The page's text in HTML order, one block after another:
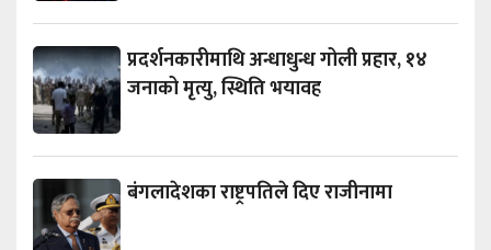
प्रदर्शनकारीमाथि अन्धाधुन्ध गोली प्रहार, १४
जनाको मृत्यु, स्थिति भयावह
बंगलादेशका राष्ट्रपतिले दिए राजीनामा